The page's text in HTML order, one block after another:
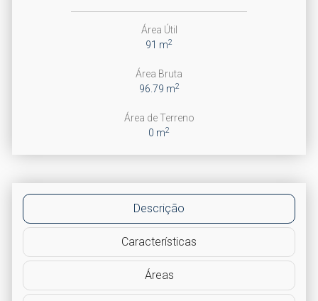
Área Útil
91 m2
Área Bruta
96.79 m2
Área de Terreno
0 m2
Descrição
Características
Áreas